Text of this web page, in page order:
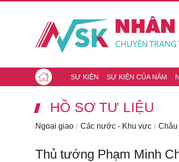
SỰ KIỆN SỰ KIỆN CỦA NĂM
HỒ SƠ TƯ LIỆU
Ngoại giao Các nước - Khu vực Châu
Thủ tướng Phạm Minh